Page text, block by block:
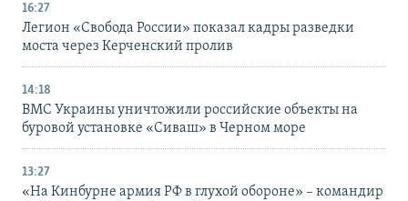
16:27
Легион «Свобода России» показал кадры разведки
моста через Керченский пролив
14:18
ВМС Украины уничтожили российские объекты на
буровой установке «Сиваш» в Черном море
13:27
«На Кинбурне армия РФ в глухой обороне» – командир